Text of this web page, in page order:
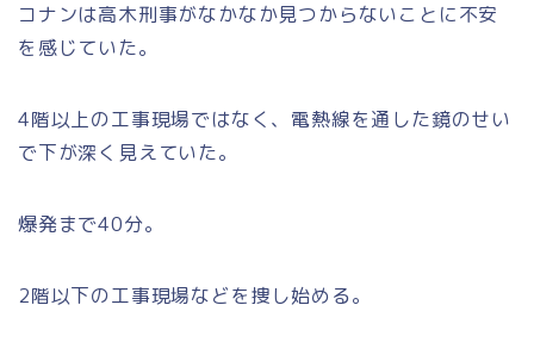
コナンは高木刑事がなかなか見つからないことに不安
を感じていた。
4階以上の工事現場ではなく、電熱線を通した鏡のせい
で下が深く見えていた。
爆発まで40分。
2階以下の工事現場などを捜し始める。